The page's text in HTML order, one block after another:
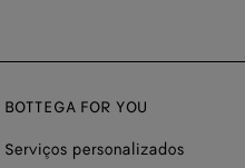
BOTTEGA FOR YOU
Serviços personalizados